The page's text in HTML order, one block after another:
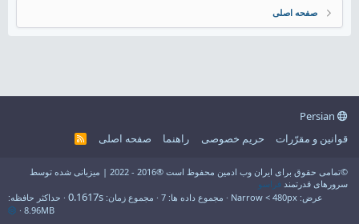
صفحه اصلی
قوانین و مقرّرات
حریم خصوصی راهنما صفحه اصلی
R
©تمامی حقوق برای ایران وب ادمین محفوظ است ®2016 - 2022 | میزبانی شده توسط
سرورهای قدرتمند فراسو
عرض
مجموع داده ها 7 مجموع زمان 0.1617s
حداکثر حافظه
8.96MB